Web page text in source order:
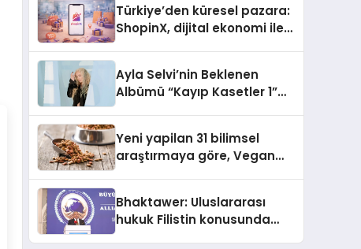
Türkiye’den küresel pazara:
ShopinX, dijital ekonomi ile
Ayla Selvi’nin Beklenen
Albümü “Kayıp Kasetler 1”
Yeni yapilan 31 bilimsel
araştırmaya göre, Vegan
Sindirildiğini Ortaya Koydu
Bhaktawer: Uluslararası
hukuk Filistin konusunda